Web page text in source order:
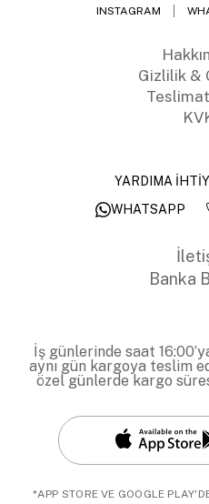
INSTAGRAM
Gizlilik &
YARDIMA
WHATSAPP
Banka
İş günlerinde saat
aynı gün kargoya teslim
özel günlerde kargo
*APP STORE VE GOOGLE